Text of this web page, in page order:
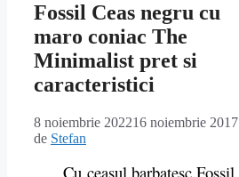
Fossil Ceas negru cu
maro coniac The
Minimalist pret si
caracteristici
8 noiembrie 202216 noiembrie 2017
de Stefan
Cu ceasul barbatesc Fossil